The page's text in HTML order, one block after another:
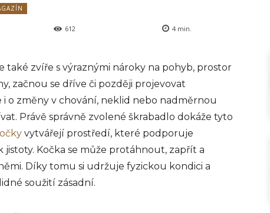
612 4 min.
zvíře s výraznými nároky na pohyb, prostor
začnou se dříve či později projevovat
o změny v chování, neklid nebo nadměrnou
Právě správně zvolené škrabadlo dokáže tyto
vytvářejí prostředí, které podporuje
Kočka se může protáhnout, zapřít a
Díky tomu si udržuje fyzickou kondici a
soužití zásadní.